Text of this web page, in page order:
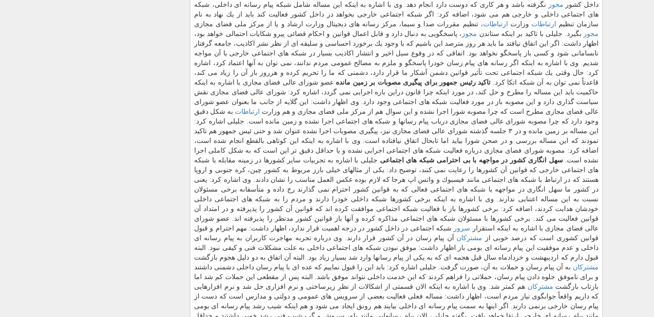
داخل كشور مجوز
نگرفته باشد و هر كاری كه دوست دارد انجام دهد. وی با اشاره به اینكه این مساله شامل شبكه پیام رسانه ای داخلی، شبكه
های اجتماعی داخلی و خارجی هم می شود، اضافه كرد: اگر شبكه اجتماعی خارجی بخواهد در داخل كشور فعالیت كند باید از یك نهاد به نام
سازمان تنظیم
ارتباطات وزارت ارتباطات، تنظیم مقررات صدا و سیما، مركز رسانه های دیجیتال وزارت ارشاد و یا از مركز ملی فضای مجازی
مجوز بگیرد. جلیلی با تاكید بر اینكه ستاندن مجوز ، پاسخگویی به دنبال دارد و قابل اعمال قوانین و احكام قضائی پیرو شكایات احتمالی خواهد بود،
اظهار داشت: اگر این اتفاق نیافتد ما باید هر روز مترصد این باشیم كه با وجود یك برخورد احساسی و سلیقه ای از نظر نشر اكاذیب، جامعه گرفتار
نابسامانی شود و كسی باز پاسخگو نخواهد بود. اتفاقی كه در وقوع سیل اخیر و انتشار اكاذیب بسیار در شبكه های اجتماعی خارجی با آن مواجه
شدیم. وی با اشاره به اینكه اگر رسانه های پیام رسان خودرا پاسخگو و ملزم به مصالح عمومی مردم ندانند، نمی توان به آنها اعتماد كرد، اشاره
كرد: حال وقتی یك شبكه اجتماعی تحت تأثیر قوانین دشمن آشكار ما قرار دارد، دشمنی كه ما را تحریم كرده و هرروز باز آن را زیاد می كند،
قاعدتاً نمی توان به آن شبكه اتكا كرد. تاكید رئیس جمهور برای پیگیری مصوبات بر زمین مانده عضو شورای عالی فضای مجازی با اشاره به اینكه
حاكمیت باید این مساله را مطرح و حل كند، در مورد اینكه چرا قانون دراین باره اجرایی نمی گردد، اشاره كرد: شورای عالی فضای مجازی نقش
سیاست گذاری دارد و این مصوبه باز در مورد فعالیت شبكه های اجتماعی وجود دارد. وی اظهار داشت: این گلایه از جانب ما بعنوان عضو شورای
عالی فضای مجازی مطرح است كه چرا مصوبه شورا اجرا نشده و این سوال هم از مركز ملی فضای مجازی و هم وزارت
ارتباطات به شكل دقیق
وجود دارد كه چرا مصوبه شورای عالی فضای مجازی درباب پیام رسانها و شبكه های اجتماعی اجرا نشده و زمین مانده است. جلیلی اشاره كرد:
این مساله بر زمین مانده و در ۳ جلسه گذشته شورای عالی فضای مجازی نیز، پیگیری مصوبات اجرا نشده عنوان شد و حتی ئیس جمهور هم تاكید
نمودند كه این مساله بررسی و در صحن شورا بیاید اما تابحال اتقاق نیافتاده است. وی با اشاره به اینكه این كوتاهی بالقطع انجام شده است،
اضافه كرد: مصوبه شورای فضای مجازی درباره فعالیت شبكه های اجتماعی اجرایی نشده و یا حداقل دقیق تر این است كه به شكل كاملی اجرا
نشده است.سهل انگاری كشور در مواجهه با بی احترامی شبكه های اجتماعی جلیلی با اشاره به تجربیات سایر كشورها در زمینه مقابله با شبكه
های اجتماعی خارجی كه قوانین آن كشورها را رعایت نمی كنند، توضیح داد: یكی از مثالهای خیلی بارز مربوط به كشور چین، كره جنوبی و اروپا
هستند كه در ارتباط با شبكه های اجتماعی مانند فیسبوك و واتس اپ هرجا كه لازم بوده عكس العمل مناسب را نشان دادند. وی اشاره كرد: یعنی
در كشور ما سهل انگاری در مواجهه با شبكه های اجتماعی فعالی كه به قوانین كشور احترام نمی گذارند رخ داده و متأسفانه برخی مسئولان
نسبت به این مساله اعتنایی ندارند. وی با اشاره به اینكه برخی كشورها شبكه داخلی خودرا دارند و مردم را به شبكه های اجتماعی داخلی
خودشان هدایت كردند، اضافه كرد: برخی كشورها باز با فعالیت شبكه اجتماعی موافقت كرده اند كه قوانین آن كشور را پذیرفته و در امتداد آن
قوانین فعالیت می كند. برخی كشورها با مسئولان شبكه های اجتماعی مذاكره كرده و آنها باز قوانین كشور مدنظر را پذیرفته اند. عضو شورای
عالی فضای مجازی با اشاره به اینكه استقرار سرور شبكه اجتماعی در داخل كشور در درجه اهمیت قرار ندارد، اظهار داشت: مهم احترام و قبول
قوانین كشوری است كه درصد خوبی از مشتركان آن پیام رسان در آن كشور قرار دارند. وی درباره تجربه مهاجرت كاربران به پیام رسانه ای
داخلی و عدم موفقیت این پیام رسانه ای بومی باز اظهار داشت: موفق نبودن شبكه های اجتماعی داخلی به علت مشكلات فنی و كیفی نبود. البته
قبول دارم كه اردیبهشت و خردادماه سال قبل هجمه ای كه به یكی از پیام رسانها وارد شد بسیار زیاد بود. البته آن اتفاق به دو دلیل هجوم بازگشت
مشتركان به آن پیام رسان و حملات به آن، صورت گرفت. جلیلی اشاره كرد: باید این را قبول نماییم كه عده ای با پیام رسان داخلی دشمنی داشتند
و برای ناموفق جلوه دادن پیام رسان، حملاتی را فراهم كردند كه این خدمت داخلی نتواند موفق باشد. البته پس از مقطعی این حملات كم شد اما
بازتاب بازگشت مشتركان هم كمتر شد. وی با اشاره به اینكه الان قسمتی از اشكالات از نظر زیرساختی و نرم افزاری حل شد و نرم افزارهایی
كه داریم واقعاً جوابگوی نیاز مردم است، اظهار داشت: مساله فعلی فعالیت بعضی از سرویس های عمومی و دولتی و مدارس است كه دست از
پیام رسان خارجی برنمی دارند. اگر اینها به سمت پیام رسانه ای داخلی بیایند هم رونق ایجاد می شود و هم اینكه شیب رشد پیام رسانه ای بومی